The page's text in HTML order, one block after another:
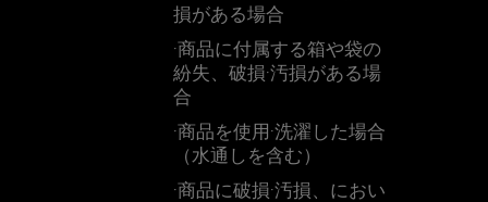
損がある場合
·商品に付属する箱や袋の
紛失、破損·汚損がある場
合
·商品を使用·洗濯した場合
（水通しを含む）
·商品に破損·汚損、におい